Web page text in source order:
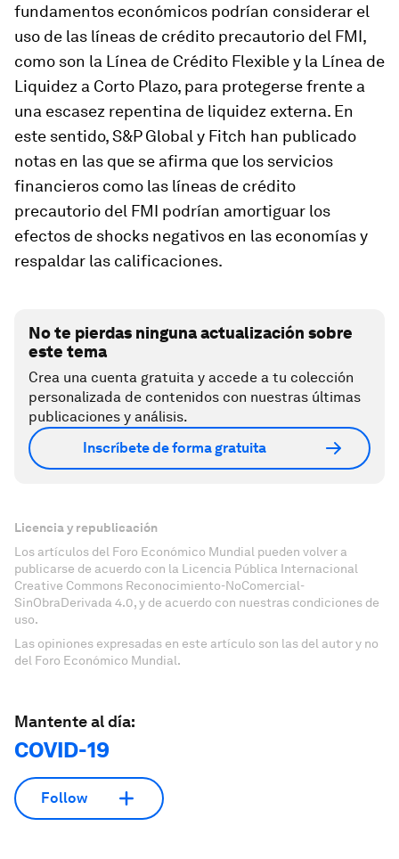
fundamentos económicos podrían considerar el
uso de las líneas de crédito precautorio del FMI,
como son la Línea de Crédito Flexible y la Línea de
Liquidez a Corto Plazo, para protegerse frente a
una escasez repentina de liquidez externa. En
este sentido, S&P Global y Fitch han publicado
notas en las que se afirma que los servicios
financieros como las líneas de crédito
precautorio del FMI podrían amortiguar los
efectos de shocks negativos en las economías y
respaldar las calificaciones.
No te pierdas ninguna actualización sobre
este tema
Crea una cuenta gratuita y accede a tu colección
personalizada de contenidos con nuestras últimas
publicaciones y análisis.
Inscríbete de forma gratuita
Licencia y republicación
Los artículos del Foro Económico Mundial pueden volver a
publicarse de acuerdo con la Licencia Pública Internacional
Creative Commons Reconocimiento-NoComercial-
SinObraDerivada 4.0, y de acuerdo con nuestras condiciones de
uso.
Las opiniones expresadas en este artículo son las del autor y no
del Foro Económico Mundial.
Mantente al día:
COVID-19
Follow